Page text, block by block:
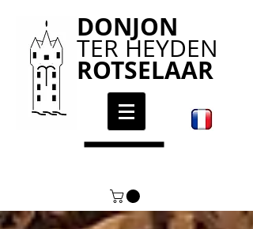
DONJON
TER HEYDEN
ROTSELAAR